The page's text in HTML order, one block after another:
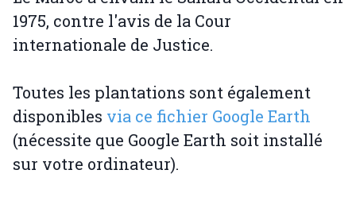
1975, contre l'avis de la Cour
internationale de Justice.
Toutes les plantations sont également
disponibles via ce fichier Google Earth
(nécessite que Google Earth soit installé
sur votre ordinateur).